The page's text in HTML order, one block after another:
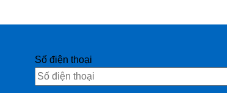
Số điện thoại